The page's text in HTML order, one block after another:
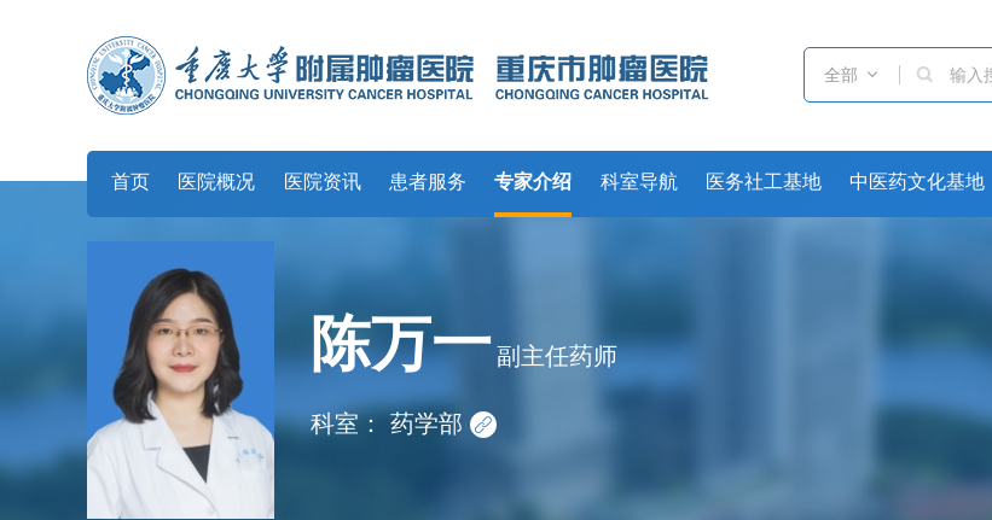
全部 
首页 医院概况 医院资讯 患者服务 专家介绍 科室导航 医务社工基地 中医药文化基地
陈万一副主任药师
科室： 药学部 